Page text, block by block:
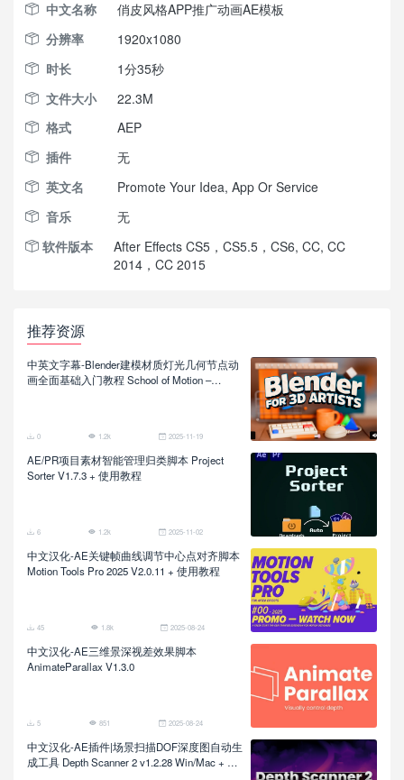
中文名称
俏皮风格APP推广动画AE模板
分辨率
1920x1080
时长
1分35秒
文件大小
22.3M
格式
AEP
插件
无
英文名
Promote Your Idea, App Or Service
音乐
无
软件版本
After Effects CS5，CS5.5，CS6, CC, CC
2014，CC 2015
推荐资源
中英文字幕-Blender建模材质灯光几何节点动
画全面基础入门教程 School of Motion –
0 1.2k 2025-11-19
AE/PR项目素材智能管理归类脚本 Project
Sorter V1.7.3 + 使用教程
6 1.2k 2025-11-02
中文汉化-AE关键帧曲线调节中心点对齐脚本
Motion Tools Pro 2025 V2.0.11 + 使用教程
45 1.8k 2025-08-24
中文汉化-AE三维景深视差效果脚本
AnimateParallax V1.3.0
5 851 2025-08-24
中文汉化-AE插件|场景扫描DOF深度图自动生
成工具 Depth Scanner 2 v1.2.28 Win/Mac + 使